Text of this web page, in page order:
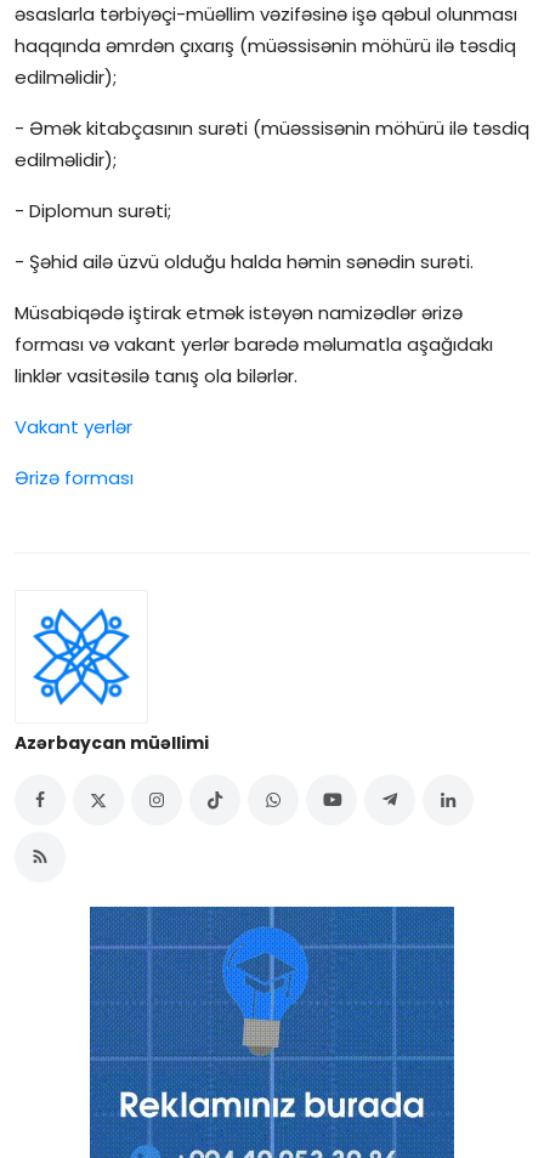
əsaslarla tərbiyəçi-müəllim vəzifəsinə işə qəbul olunması
haqqında əmrdən çıxarış (müəssisənin möhürü ilə təsdiq
edilməlidir);
- Əmək kitabçasının surəti (müəssisənin möhürü ilə təsdiq
edilməlidir);
- Diplomun surəti;
- Şəhid ailə üzvü olduğu halda həmin sənədin surəti.
Müsabiqədə iştirak etmək istəyən namizədlər ərizə
forması və vakant yerlər barədə məlumatla aşağıdakı
linklər vasitəsilə tanış ola bilərlər.
Vakant yerlər
Ərizə forması
Azərbaycan müəllimi